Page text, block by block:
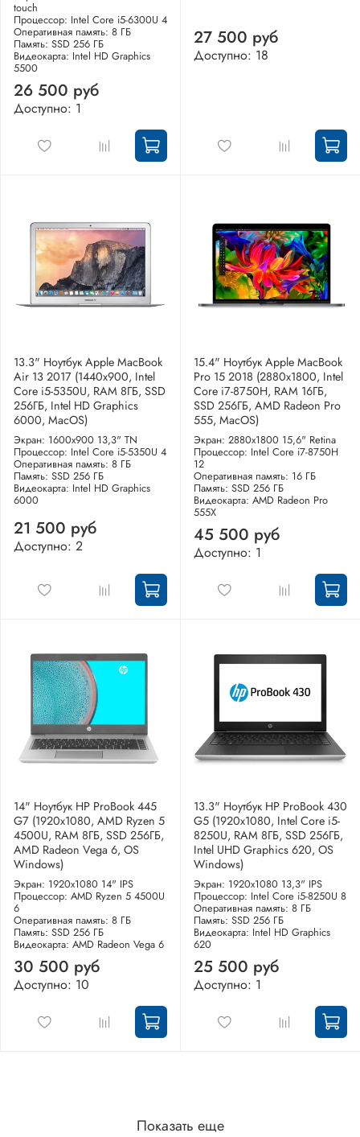
touch
Процессор: Intel Core i5-6300U 4
Оперативная память: 8 ГБ
Память: SSD 256 ГБ
Видеокарта: Intel HD Graphics
5500
26 500 руб
Доступно: 1
27 500 руб
Доступно: 18
13.3" Ноутбук Apple MacBook
Air 13 2017 (1440x900, Intel
Core i5-5350U, RAM 8ГБ, SSD
256ГБ, Intel HD Graphics
6000, MacOS)
Экран: 1600x900 13,3" TN
Процессор: Intel Core i5-5350U 4
Оперативная память: 8 ГБ
Память: SSD 256 ГБ
Видеокарта: Intel HD Graphics
6000
21 500 руб
Доступно: 2
15.4" Ноутбук Apple MacBook
Pro 15 2018 (2880x1800, Intel
Core i7-8750H, RAM 16ГБ,
SSD 256ГБ, AMD Radeon Pro
555, MacOS)
Экран: 2880x1800 15,6" Retina
Процессор: Intel Core i7-8750H
12
Оперативная память: 16 ГБ
Память: SSD 256 ГБ
Видеокарта: AMD Radeon Pro
555X
45 500 руб
Доступно: 1
14" Ноутбук HP ProBook 445
G7 (1920x1080, AMD Ryzen 5
4500U, RAM 8ГБ, SSD 256ГБ,
AMD Radeon Vega 6, OS
Windows)
Экран: 1920x1080 14" IPS
Процессор: AMD Ryzen 5 4500U
6
Оперативная память: 8 ГБ
Память: SSD 256 ГБ
Видеокарта: AMD Radeon Vega 6
30 500 руб
Доступно: 10
13.3" Ноутбук HP ProBook 430
G5 (1920x1080, Intel Core i5-
8250U, RAM 8ГБ, SSD 256ГБ,
Intel UHD Graphics 620, OS
Windows)
Экран: 1920x1080 13,3" IPS
Процессор: Intel Core i5-8250U 8
Оперативная память: 8 ГБ
Память: SSD 256 ГБ
Видеокарта: Intel HD Graphics
620
25 500 руб
Доступно: 1
Показать еще